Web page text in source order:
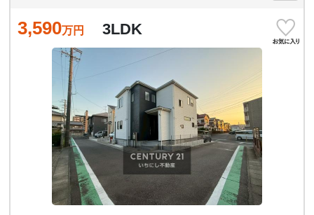
3,590万円 3LDK